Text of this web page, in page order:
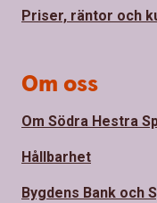
Priser, räntor och
Om oss
Om Södra Hestra
Hållbarhet
Bygdens Bank och